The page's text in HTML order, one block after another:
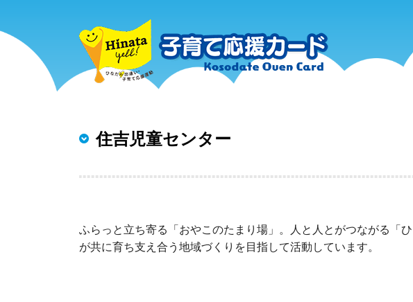
住吉児童センター
ふらっと立ち寄る「おやこのたまり場」。人と人とがつながる「
が共に育ち支え合う地域づくりを目指して活動しています。